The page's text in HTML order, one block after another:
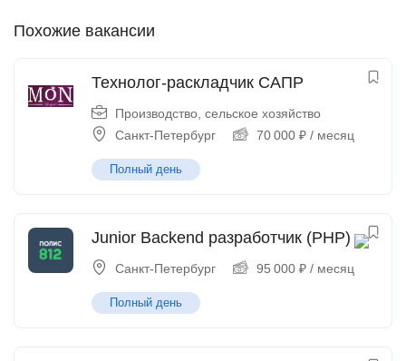
Похожие вакансии
Технолог-раскладчик САПР
Производство, сельское хозяйство
Санкт-Петербург
70 000 ₽ / месяц
Полный день
Junior Backend разработчик (PHP)
Санкт-Петербург 95 000 ₽ / месяц
Полный день